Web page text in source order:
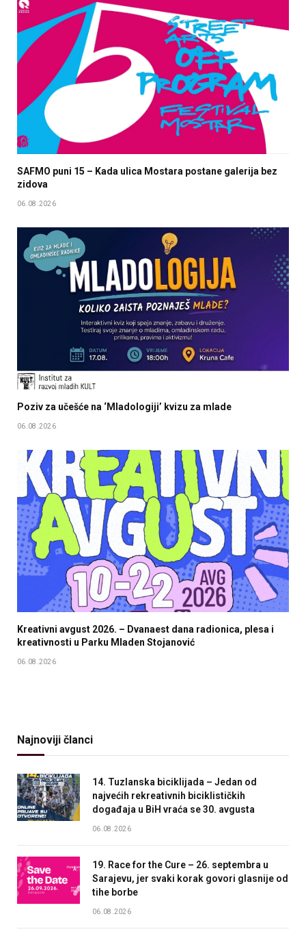
SAFMO puni 15 – Kada ulica Mostara postane galerija bez
zidova
06.08.2026
Poziv za učešće na ‘Mladologiji’ kvizu za mlade
06.08.2026
Kreativni avgust 2026. – Dvanaest dana radionica, plesa i
kreativnosti u Parku Mladen Stojanović
06.08.2026
Najnoviji članci
14. Tuzlanska biciklijada – Jedan od
najvećih rekreativnih biciklističkih
događaja u BiH vraća se 30. avgusta
06.08.2026
19. Race for the Cure – 26. septembra u
Sarajevu, jer svaki korak govori glasnije od
tihe borbe
06.08.2026